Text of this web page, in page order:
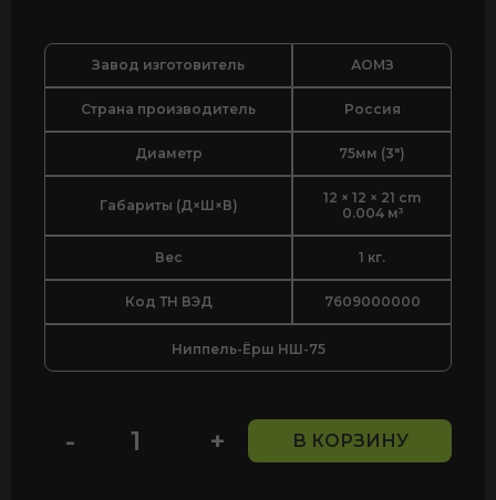
Завод изготовитель АОМЗ
Страна производитель Россия
Диаметр 75мм (3")
Габариты (Д×Ш×В)
12 × 12 × 21 cm
0.004 м³
Вес 1 кг.
Код ТН ВЭД 7609000000
Ниппель-Ёрш НШ-75
-
Количество
+ В КОРЗИНУ